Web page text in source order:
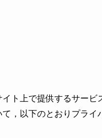
ト上で提供するサービ
，以下のとおりプライ